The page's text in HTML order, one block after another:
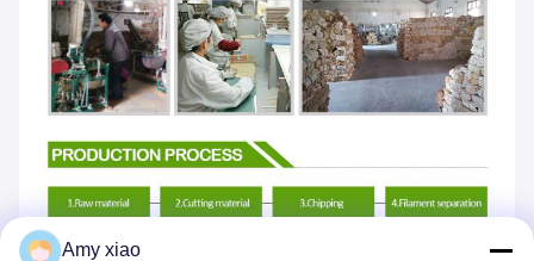
Amy xiao